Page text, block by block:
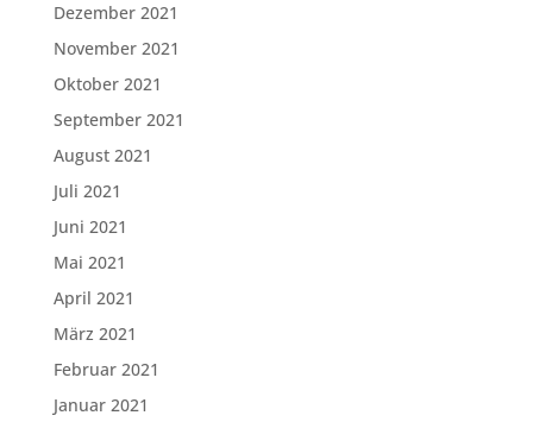
Dezember 2021
November 2021
Oktober 2021
September 2021
August 2021
Juli 2021
Juni 2021
Mai 2021
April 2021
März 2021
Februar 2021
Januar 2021